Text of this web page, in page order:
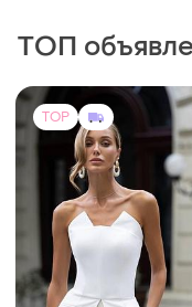
Шикарний топ-корсет
TOP